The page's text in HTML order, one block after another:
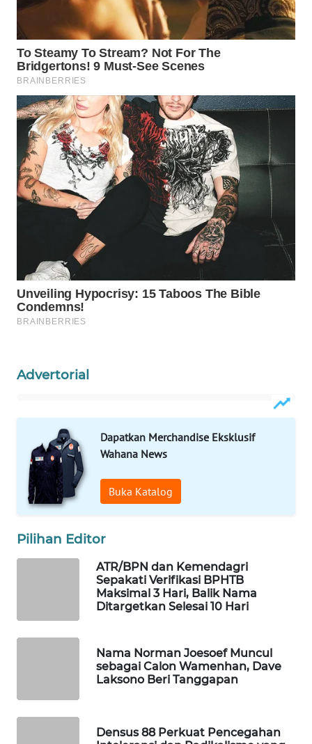
Advertorial
Dapatkan Merchandise Eksklusif
Wahana News
Buka Katalog
Pilihan Editor
ATR/BPN dan Kemendagri
Sepakati Verifikasi BPHTB
Maksimal 3 Hari, Balik Nama
Ditargetkan Selesai 10 Hari
Nama Norman Joesoef Muncul
sebagai Calon Wamenhan, Dave
Laksono Beri Tanggapan
Densus 88 Perkuat Pencegahan
WAHANANEWS
CO ID
WAHANANEWS
NET
WAHANA
SPORT
WAHANA
UMKM
WAHANA
PERSONA
WAHANA
DESA
WISATA
LAPAK
Wahana
WALINKI